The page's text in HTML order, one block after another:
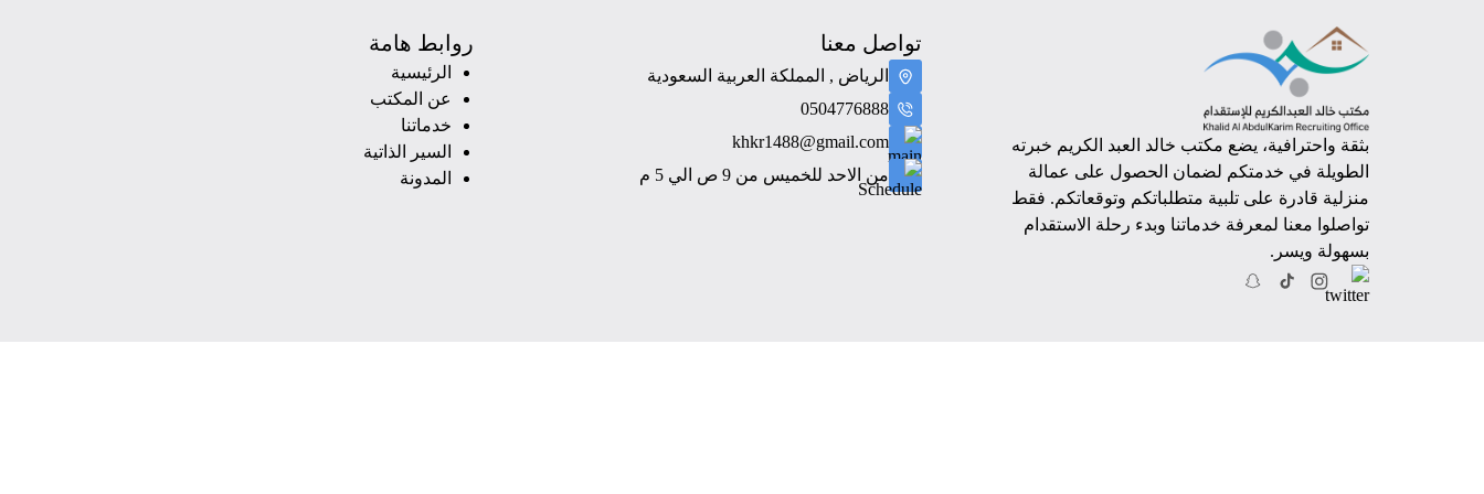
بثقة واحترافية، يضع مكتب خالد العبد الكريم خبرته
الطويلة في خدمتكم لضمان الحصول على عمالة
منزلية قادرة على تلبية متطلباتكم وتوقعاتكم. فقط
تواصلوا معنا لمعرفة خدماتنا وبدء رحلة الاستقدام
بسهولة ويسر.
تواصل معنا
الرياض , المملكة العربية السعودية
0504776888
khkr1488@gmail.com
من الاحد للخميس من 9 ص الي 5 م
روابط هامة
الرئيسية
عن المكتب
خدماتنا
السير الذاتية
المدونة